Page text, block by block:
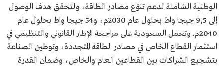
الوطنية الشاملة لدعم تنوّع مصادر الطاقة، ولتحقق هدف الوصول
إلى 9,5 جيجا واط بحلول عام 2030م، و54 جيجا واط بحلول عام
2040م. وتعمل السعودية على مراجعة الإطار القانوني والتنظيمي في
استثمار القطاع الخاص في مصادر الطاقة المتجددة، وتوطين الصناعة
بتشجيع الشراكات بين القطاعين العام والخاص، وضمان القدرة